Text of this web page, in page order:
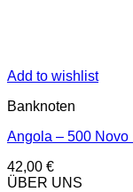
Add to wishlist
Banknoten
Angola – 500 Novo
42,00 €
ÜBER UNS